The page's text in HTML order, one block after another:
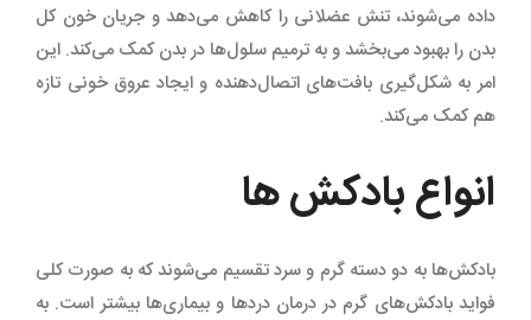
داده می‌شوند، تنش عضلانی را کاهش می‌دهد و جریان خون کل
بدن را بهبود می‌بخشد و به ترمیم سلول‌ها در بدن کمک می‌کند. این
امر به شکل‌گیری بافت‌های اتصال‌دهنده‌ و ایجاد عروق خونی تازه
هم کمک می‌کند.
انواع بادکش ها
بادکش‌ها به دو دسته گرم و سرد تقسیم می‌شوند که به صورت کلی
فواید بادکش‌های گرم در درمان دردها و بیماری‌ها بیشتر است. به